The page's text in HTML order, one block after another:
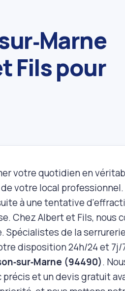
Fils pour
votre quotidien en
votre local
à une tentative
Chez Albert et Fils, nous
de la
disposition 24h/24 et 7j/
(94490).
et un devis gratuit